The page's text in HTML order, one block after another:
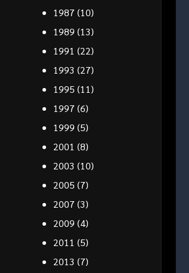
1987 (10)
1989 (13)
1991 (22)
1993 (27)
1995 (11)
1997 (6)
1999 (5)
2001 (8)
2003 (10)
2005 (7)
2007 (3)
2009 (4)
2011 (5)
2013 (7)